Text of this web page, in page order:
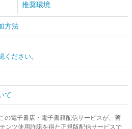
推奨環境
方法
ださい。
て
の電子書店・電子書籍配信サービスが、著
ンツ使用許諾を得た正規版配信サービスで